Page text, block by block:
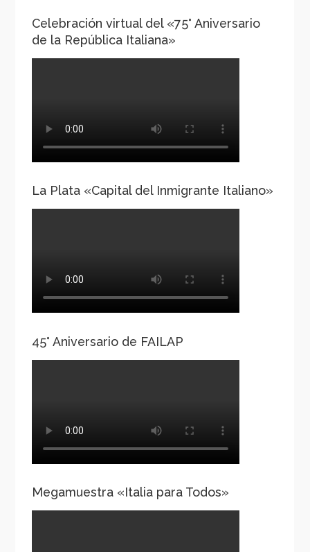
Celebración virtual del «75° Aniversario
de la República Italiana»
La Plata «Capital del Inmigrante Italiano»
45° Aniversario de FAILAP
Megamuestra «Italia para Todos»